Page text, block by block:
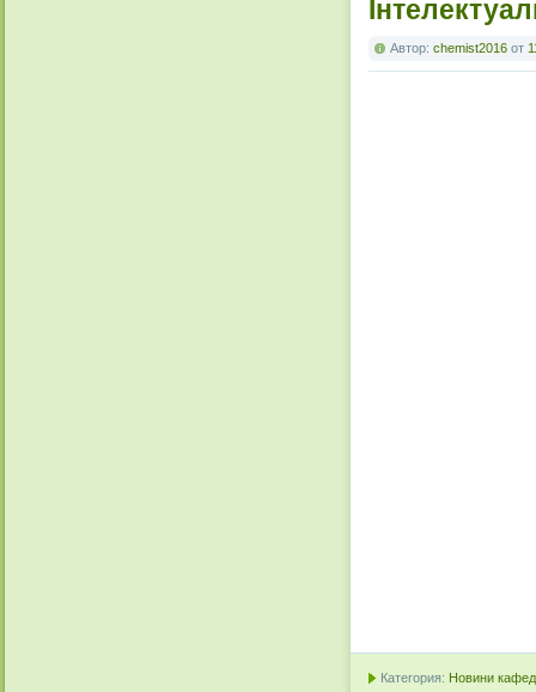
Автор: chemist2016 от
Категория: Новини